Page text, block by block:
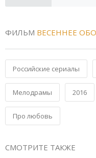
ФИЛЬМ ВЕСЕННЕЕ
Российские сериалы
Мелодрамы 2016
Про любовь
СМОТРИТЕ ТАКЖЕ